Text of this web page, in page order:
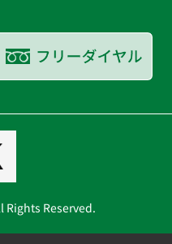
Rights Reserved.